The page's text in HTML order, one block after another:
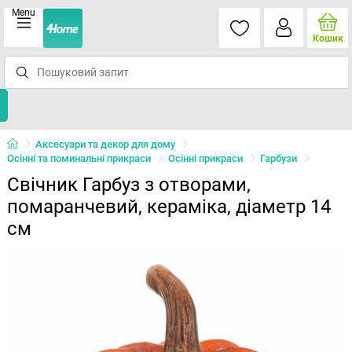
Menu
Кошик
Аксесуари та декор для дому
Осінні та поминальні прикраси
Осінні прикраси Гарбузи
Свічник Гарбуз з отворами,
помаранчевий, кераміка, діаметр 14
см